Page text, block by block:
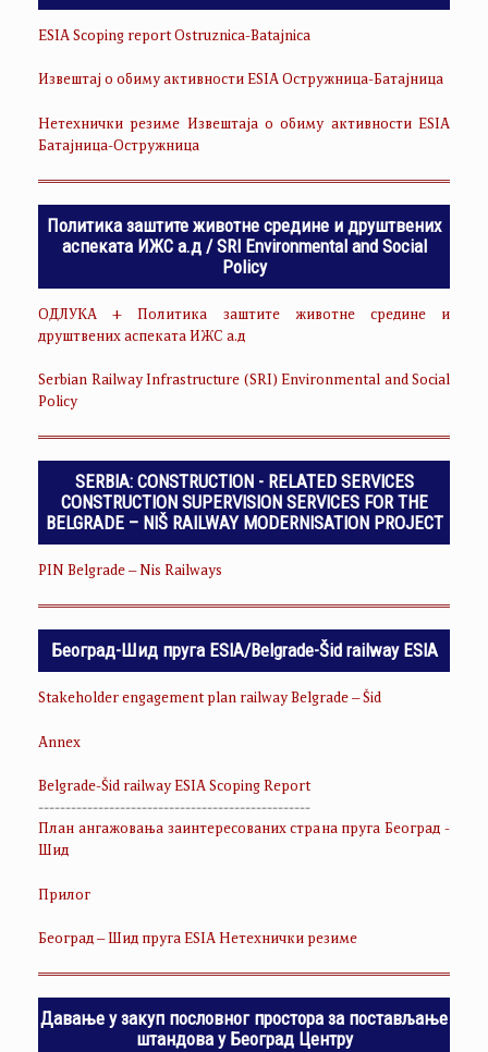
ESIA Scoping report Ostruznica-Batajnica
Извештај о обиму активности ESIA Остружница-Батајница
Нетехнички резиме Извештаја о обиму активности ESIA
Батајница-Остружница
Политика заштите животне средине и друштвених
аспеката ИЖС а.д / SRI Environmental and Social
Policy
ОДЛУКА + Политика заштите животне средине и
друштвених аспеката ИЖС а.д
Serbian Railway Infrastructure (SRI) Environmental and Social
Policy
SERBIA: CONSTRUCTION - RELATED SERVICES
CONSTRUCTION SUPERVISION SERVICES FOR THE
BELGRADE – NIŠ RAILWAY MODERNISATION PROJECT
PIN Belgrade – Nis Railways
Београд-Шид пруга ESIA/Belgrade-Šid railway ESIA
Stakeholder engagement plan railway Belgrade – Šid
Annex
Belgrade-Šid railway ESIA Scoping Report
--------------------------------------------------
План ангажовања заинтересованих страна пруга Београд -
Шид
Прилог
Београд – Шид пруга ESIA Нетехнички резиме
Давање у закуп пословног простора за постављање
штандова у Београд Центру